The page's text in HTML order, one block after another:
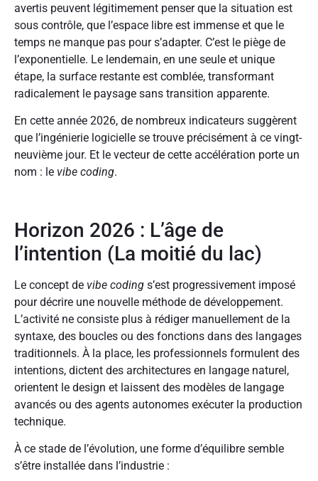
avertis peuvent légitimement penser que la situation est
sous contrôle, que l’espace libre est immense et que le
temps ne manque pas pour s’adapter. C’est le piège de
l’exponentielle. Le lendemain, en une seule et unique
étape, la surface restante est comblée, transformant
radicalement le paysage sans transition apparente.
En cette année 2026, de nombreux indicateurs suggèrent
que l’ingénierie logicielle se trouve précisément à ce vingt-
neuvième jour. Et le vecteur de cette accélération porte un
nom : le vibe coding.
Horizon 2026 : L’âge de
l’intention (La moitié du lac)
Le concept de vibe coding s’est progressivement imposé
pour décrire une nouvelle méthode de développement.
L’activité ne consiste plus à rédiger manuellement de la
syntaxe, des boucles ou des fonctions dans des langages
traditionnels. À la place, les professionnels formulent des
intentions, dictent des architectures en langage naturel,
orientent le design et laissent des modèles de langage
avancés ou des agents autonomes exécuter la production
technique.
À ce stade de l’évolution, une forme d’équilibre semble
s’être installée dans l’industrie :